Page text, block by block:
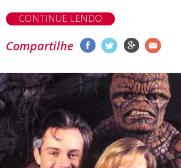
CONTINUE LENDO
Compartilhe